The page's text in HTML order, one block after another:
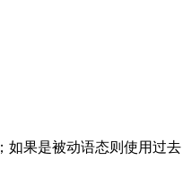
如果是被动语态则使用过去